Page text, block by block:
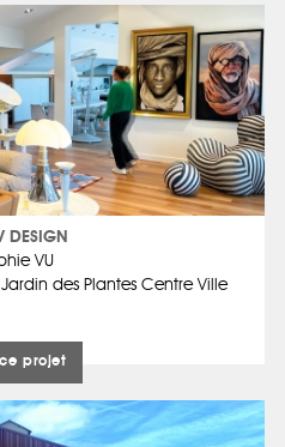
DESIGN
VU
des Plantes Centre Ville
projet